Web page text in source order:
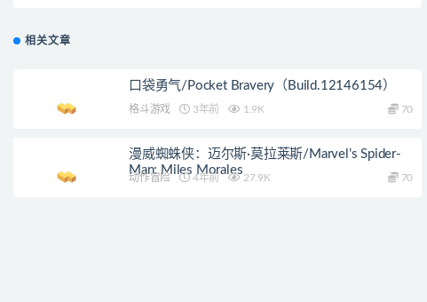
相关文章
口袋勇气/Pocket Bravery（Build.12146154）
格斗游戏 3年前 1.9K 70
漫威蜘蛛侠：迈尔斯·莫拉莱斯/Marvel’s Spider-
Man: Miles Morales
动作冒险 4年前 27.9K 70